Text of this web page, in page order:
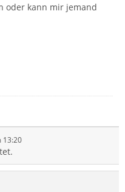
oder kann mir jemand
13:20